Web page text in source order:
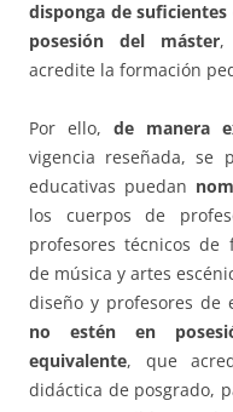
disponga de
posesión del máster,
acredite la formación
Por ello, de manera
vigencia reseñada, se
educativas puedan
los cuerpos de
profesores técnicos de
de música y artes
diseño y profesores de
no estén en
equivalente, que
didáctica de posgrado,